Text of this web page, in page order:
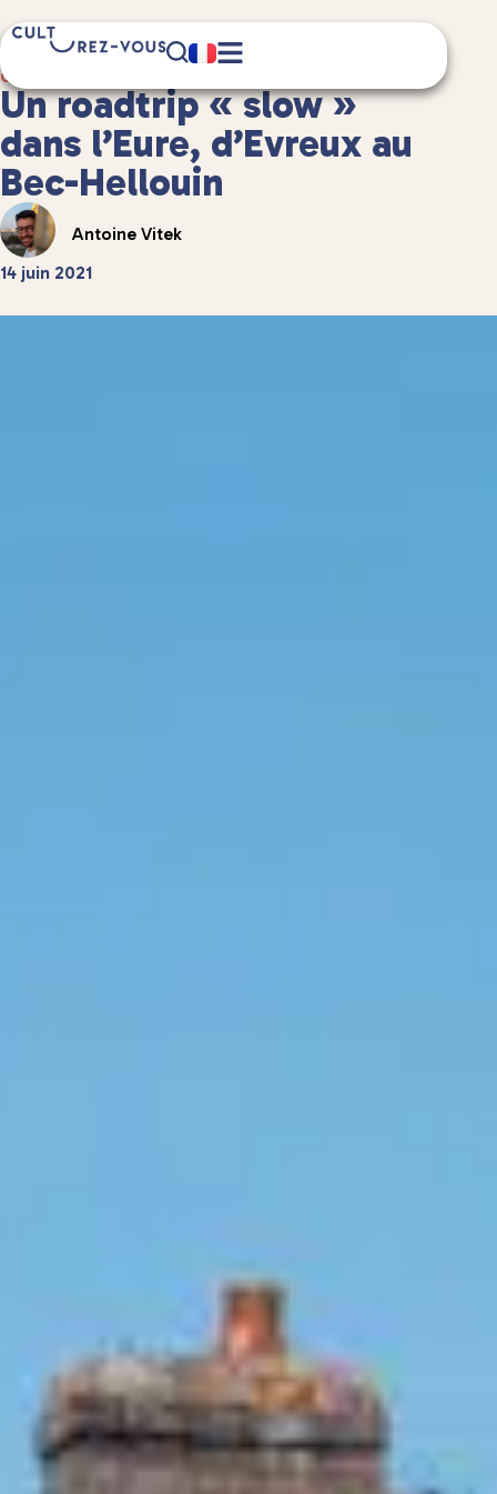
Guides de voyage
9 minute(s) de lecture
Un roadtrip « slow »
dans l’Eure, d’Evreux au
Bec-Hellouin
Antoine Vitek
14 juin 2021